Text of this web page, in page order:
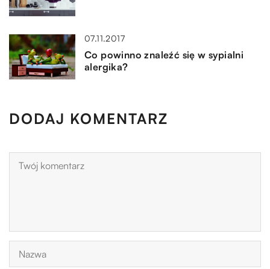
07.11.2017
Co powinno znaleźć się w sypialni
alergika?
DODAJ KOMENTARZ